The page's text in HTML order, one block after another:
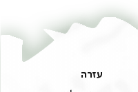
עזרה